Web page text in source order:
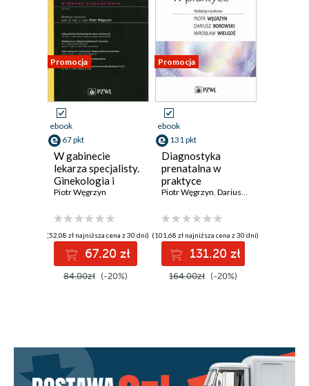
Promocja
ebook
67 pkt
W gabinecie
lekarza specjalisty.
Ginekologia i
położnictwo.
ginekologii i
położnictwie
Piotr Węgrzyn
(52,08 zł najniższa cena z 30 dni)
67.20 zł
84.00zł (-20%)
Promocja
ebook
131 pkt
Diagnostyka
prenatalna w
praktyce
Piotr Węgrzyn, Dariusz Borowski
(101,68 zł najniższa cena z 30 dni)
131.20 zł
164.00zł (-20%)